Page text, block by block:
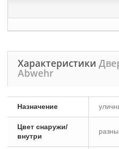
Характеристики
Abwehr
Назначение
Цвет снаружи/
внутри